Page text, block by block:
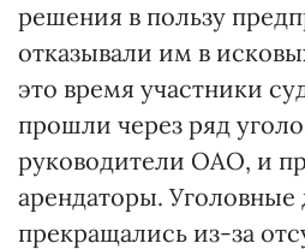
решения в пользу
отказывали им в
это время участники
прошли через ряд
руководители ОАО, и
арендаторы. Уголовные
прекращались из-за